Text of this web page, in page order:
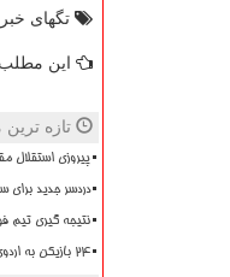
تگهای
این
تازه
پیروزی استقلال
دردسر جدید برای
نتیجه گیری تیم
۲۴ بازیکن به اردوی تیم ملی فوتسال زنان دعوت شدند